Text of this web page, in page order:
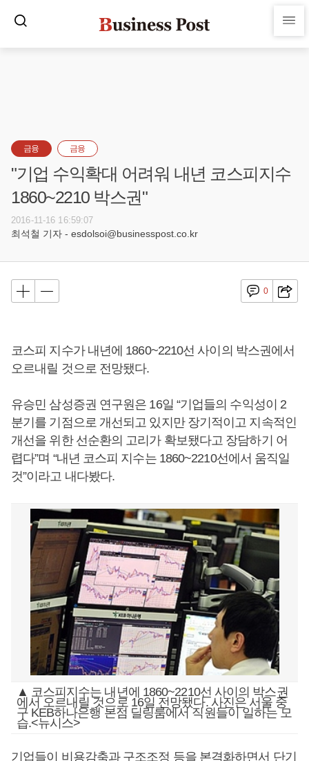
금융 금융
"기업 수익확대 어려워 내년 코스피지수
1860~2210 박스권"
2016-11-16 16:59:07
최석철 기자 - esdolsoi@businesspost.co.kr
0
코스피 지수가 내년에 1860~2210선 사이의 박스권에서
오르내릴 것으로 전망됐다.
유승민 삼성증권 연구원은 16일 “기업들의 수익성이 2
분기를 기점으로 개선되고 있지만 장기적이고 지속적인
개선을 위한 선순환의 고리가 확보됐다고 장담하기 어
렵다”며 “내년 코스피 지수는 1860~2210선에서 움직일
것”이라고 내다봤다.
▲ 코스피지수는 내년에 1860~2210선 사이의 박스권
에서 오르내릴 것으로 16일 전망됐다. 사진은 서울 중
구 KEB하나은행 본점 딜링룸에서 직원들이 일하는 모
습.<뉴시스>
기업들이 비용감축과 구조조정 등을 본격화하면서 단기